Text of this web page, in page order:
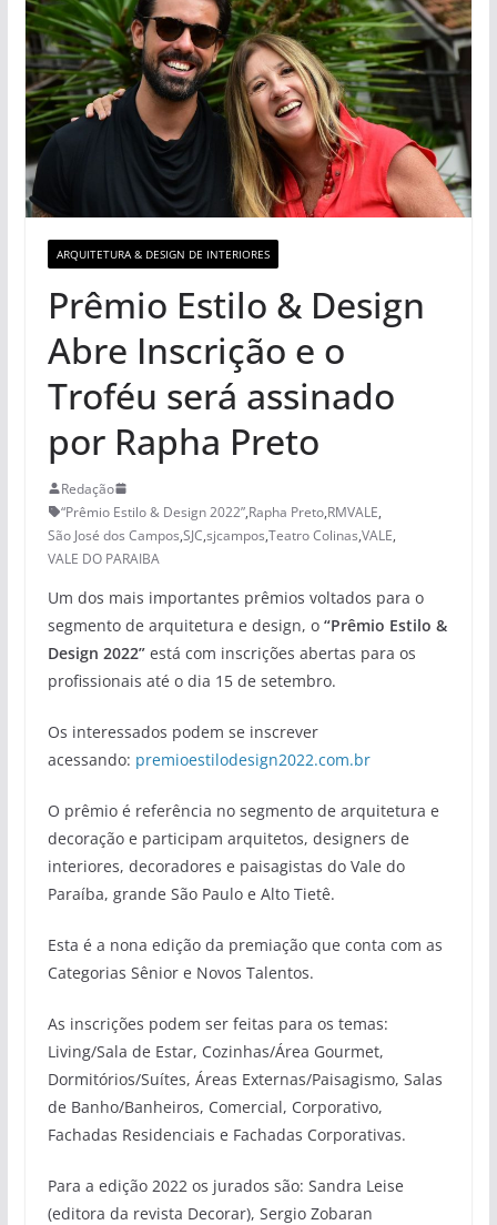
ARQUITETURA & DESIGN DE INTERIORES
Prêmio Estilo & Design
Abre Inscrição e o
Troféu será assinado
por Rapha Preto
Redação
“Prêmio Estilo & Design 2022”,Rapha Preto,RMVALE,
São José dos Campos,SJC,sjcampos,Teatro Colinas,VALE,
VALE DO PARAIBA
Um dos mais importantes prêmios voltados para o
segmento de arquitetura e design, o “Prêmio Estilo &
Design 2022”está com inscrições abertas para os
profissionais até o dia 15 de setembro.
Os interessados podem se inscrever
acessando: premioestilodesign2022.com.br
O prêmio é referência no segmento de arquitetura e
decoração e participam arquitetos, designers de
interiores, decoradores e paisagistas do Vale do
Paraíba, grande São Paulo e Alto Tietê.
Esta é a nona edição da premiação que conta com as
Categorias Sênior e Novos Talentos.
As inscrições podem ser feitas para os temas:
Living/Sala de Estar, Cozinhas/Área Gourmet,
Dormitórios/Suítes, Áreas Externas/Paisagismo, Salas
de Banho/Banheiros, Comercial, Corporativo,
Fachadas Residenciais e Fachadas Corporativas.
Para a edição 2022 os jurados são: Sandra Leise
(editora da revista Decorar), Sergio Zobaran